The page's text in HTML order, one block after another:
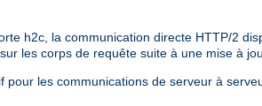
h2c, la communication directe HTTP/2
les corps de requête suite à une mise à
pour les communications de serveur à